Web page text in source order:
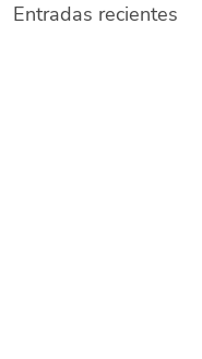
Entradas recientes